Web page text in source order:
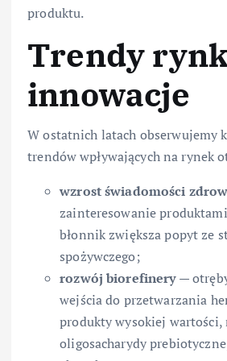
produktu.
Trendy
innowacje
W ostatnich latach obserwujemy
trendów wpływających na rynek
wzrost świadomości
zainteresowanie
błonnik zwiększa popyt ze
spożywczego;
rozwój biorefinery—
wejścia do przetwarzania
produkty wysokiej wartości,
oligosacharydy